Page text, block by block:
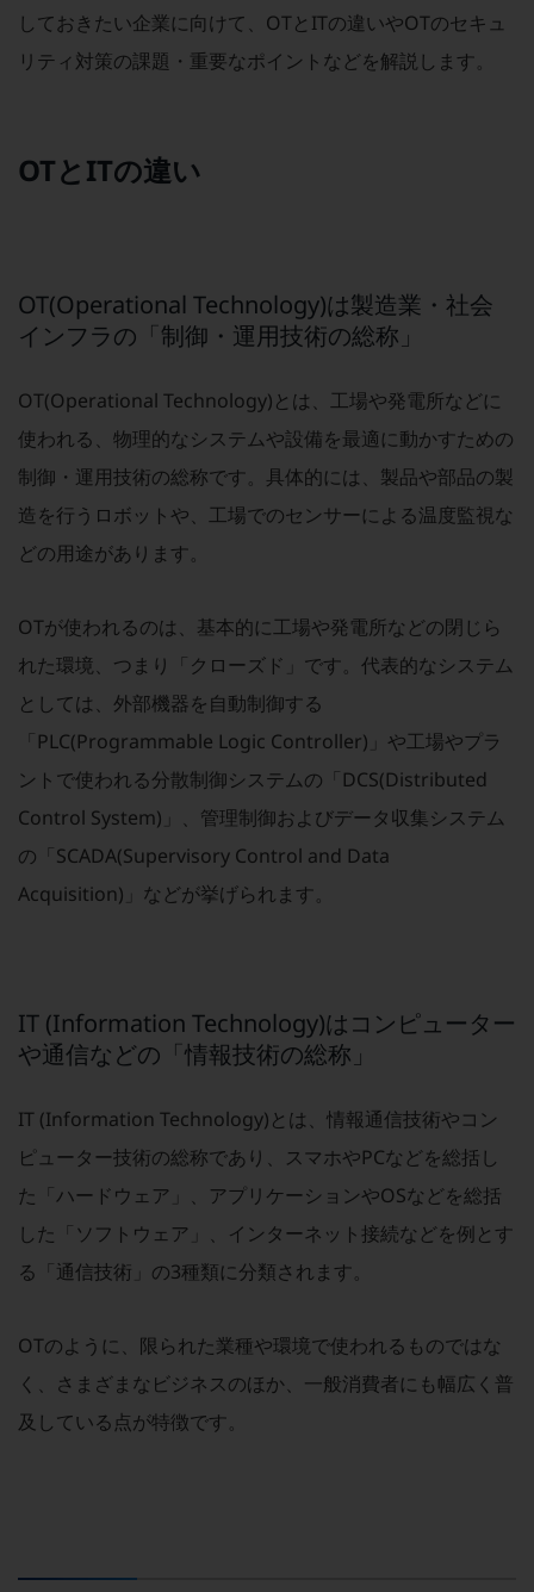
自動化・省電化
人材不足解消
自治体
観光
教育
製造・建設業
小売業
モバイルTOP
法人向けスマホ・携帯に関する、
製品TOP
ビジネス向けスマートフォン
ドコモケータイ
5G対応ホームルーター
通信モジュール製品
料金
料金TOP
ケータイプラン
5Gデータプラス
データプラス
端末の一元管理
セキュリティ
運用保守・故障紛失サポート
しておきたい企業に向けて、OTとITの違いやOTのセキュ
リティ対策の課題・重要なポイントなどを解説します。
OTとITの違い
OT(Operational Technology)は製造業・社会
インフラの「制御・運用技術の総称」
OT(Operational Technology)とは、工場や発電所などに
使われる、物理的なシステムや設備を最適に動かすための
制御・運用技術の総称です。具体的には、製品や部品の製
造を行うロボットや、工場でのセンサーによる温度監視な
どの用途があります。
OTが使われるのは、基本的に工場や発電所などの閉じら
れた環境、つまり「クローズド」です。代表的なシステム
としては、外部機器を自動制御する
「PLC(Programmable Logic Controller)」や工場やプラ
ントで使われる分散制御システムの「DCS(Distributed
Control System)」、管理制御およびデータ収集システム
の「SCADA(Supervisory Control and Data
Acquisition)」などが挙げられます。
IT (Information Technology)はコンピューター
や通信などの「情報技術の総称」
IT (Information Technology)とは、情報通信技術やコン
ピューター技術の総称であり、スマホやPCなどを総括し
た「ハードウェア」、アプリケーションやOSなどを総括
した「ソフトウェア」、インターネット接続などを例とす
る「通信技術」の3種類に分類されます。
OTのように、限られた業種や環境で使われるものではな
く、さまざまなビジネスのほか、一般消費者にも幅広く普
及している点が特徴です。